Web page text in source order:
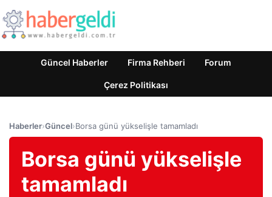
Güncel Haberler Firma Rehberi Forum
Çerez Politikası
Haberler›Güncel›Borsa günü yükselişle tamamladı
Borsa günü yükselişle
tamamladı